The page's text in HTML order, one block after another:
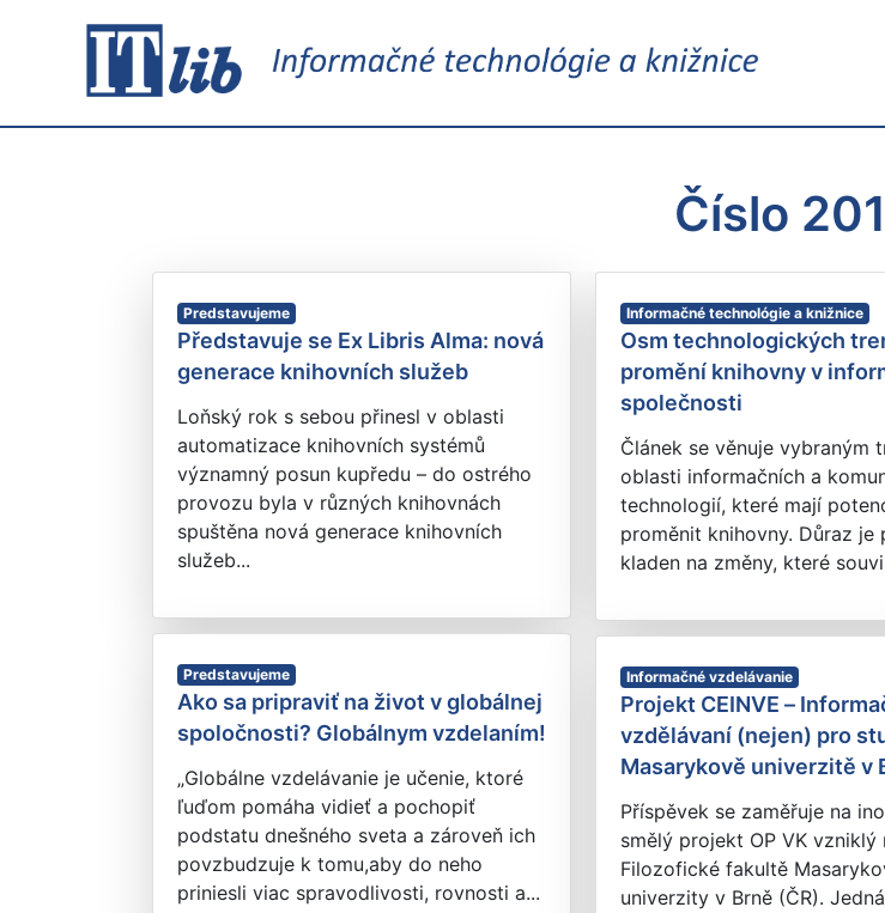
Číslo
Predstavujeme
Představuje se Ex Libris Alma: nová
generace knihovních služeb
Loňský rok s sebou přinesl v oblasti
automatizace knihovních systémů
významný posun kupředu – do ostrého
provozu byla v různých knihovnách
spuštěna nová generace knihovních
služeb...
Predstavujeme
Ako sa pripraviť na život v globálnej
spoločnosti? Globálnym vzdelaním!
„Globálne vzdelávanie je učenie, ktoré
ľuďom pomáha vidieť a pochopiť
podstatu dnešného sveta a zároveň ich
povzbudzuje k tomu,aby do neho
priniesli viac spravodlivosti, rovnosti a...
Informačné technológie a knižnice
Osm technologických
promění knihovny v
společnosti
Článek se věnuje vybraným
oblasti informačních a
technologií, které mají
proměnit knihovny. Důraz je
kladen na změny, které
Informačné vzdelávanie
Projekt CEINVE –
vzdělávaní (nejen) pro
Masarykově univerzitě v
Příspěvek se zaměřuje na
smělý projekt OP VK vzniklý
Filozofické fakultě
univerzity v Brně (ČR).